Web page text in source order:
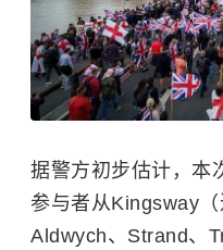
据警方初步估计，本
参与者从Kingsway
Aldwych、Strand、